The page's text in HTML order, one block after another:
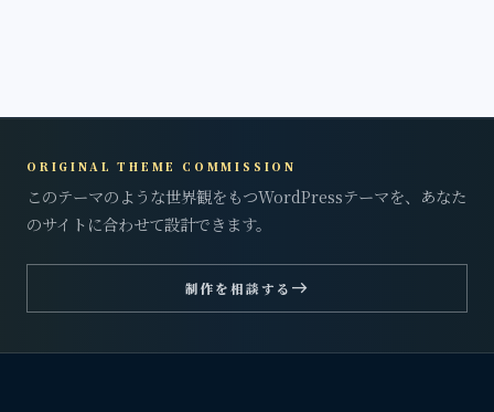
ORIGINAL THEME COMMISSION
このテーマのような世界観をもつWordPressテーマを、あなた
のサイトに合わせて設計できます。
制作を相談する east